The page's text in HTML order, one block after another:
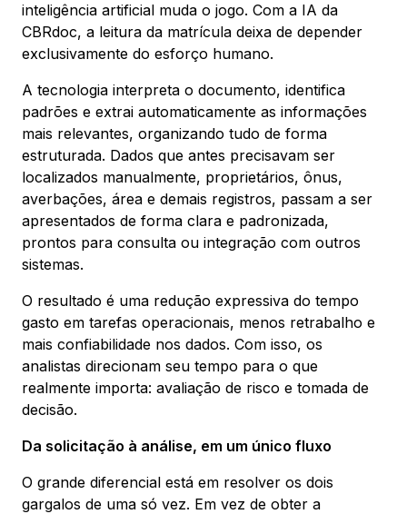
inteligência artificial muda o jogo. Com a IA da
CBRdoc, a leitura da matrícula deixa de depender
exclusivamente do esforço humano.
A tecnologia interpreta o documento, identifica
padrões e extrai automaticamente as informações
mais relevantes, organizando tudo de forma
estruturada. Dados que antes precisavam ser
localizados manualmente, proprietários, ônus,
averbações, área e demais registros, passam a ser
apresentados de forma clara e padronizada,
prontos para consulta ou integração com outros
sistemas.
O resultado é uma redução expressiva do tempo
gasto em tarefas operacionais, menos retrabalho e
mais confiabilidade nos dados. Com isso, os
analistas direcionam seu tempo para o que
realmente importa: avaliação de risco e tomada de
decisão.
Da solicitação à análise, em um único fluxo
O grande diferencial está em resolver os dois
gargalos de uma só vez. Em vez de obter a